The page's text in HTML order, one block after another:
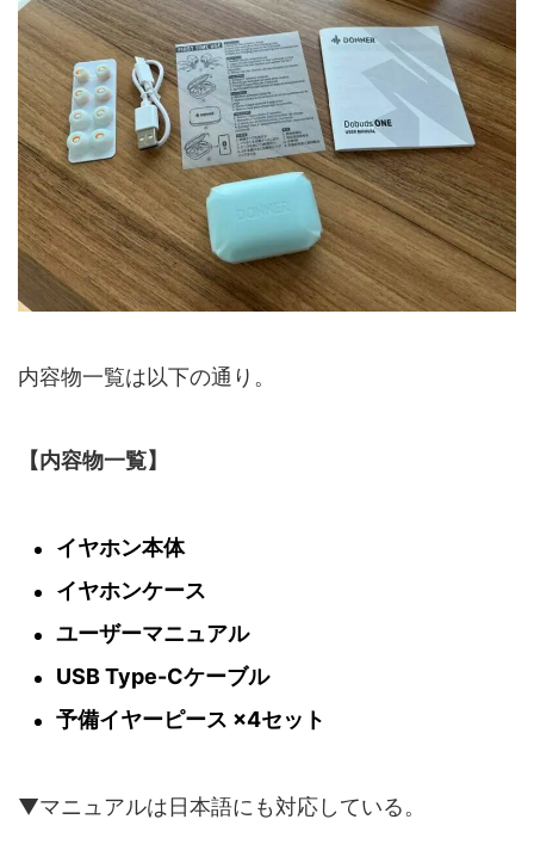
内容物一覧は以下の通り。
【内容物一覧】
イヤホン本体
イヤホンケース
ユーザーマニュアル
USB Type-Cケーブル
予備イヤーピース ×4セット
▼マニュアルは日本語にも対応している。